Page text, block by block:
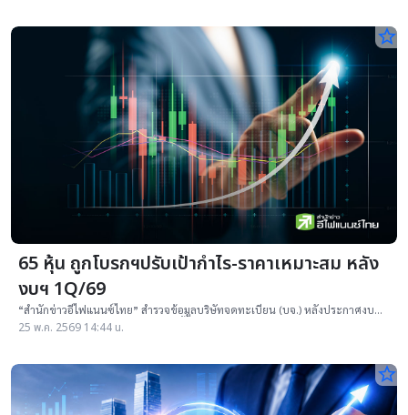
star_border
65 หุ้น ถูกโบรกฯปรับเป้ากำไร-ราคาเหมาะสม หลัง
งบฯ 1Q/69
“สำนักข่าวอีไฟแนนซ์ไทย” สำรวจข้อมูลบริษัทจดทะเบียน (บจ.) หลังประกาศงบ
การเงินไตรมาส 1/69 (1Q/69) เสร็จสิ้น พบ 65 บริษัท จาก 15 กลุ่มอุตสาหกรรม
25 พ.ค. 2569 14:44 น.
star_border